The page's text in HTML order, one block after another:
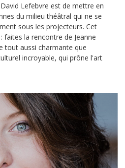
Lefebvre est de mettre en
du milieu théâtral qui ne se
sous les projecteurs. Cet
faites la rencontre de Jeanne
tout aussi charmante que
incroyable, qui prône l'art